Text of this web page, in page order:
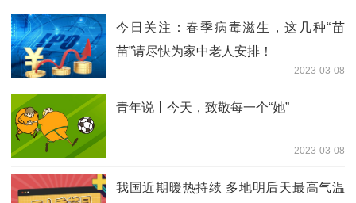
今日关注：春季病毒滋生，这几种“苗
苗”请尽快为家中老人安排！
2023-03-08
青年说丨今天，致敬每一个“她”
2023-03-08
我国近期暖热持续 多地明后天最高气温